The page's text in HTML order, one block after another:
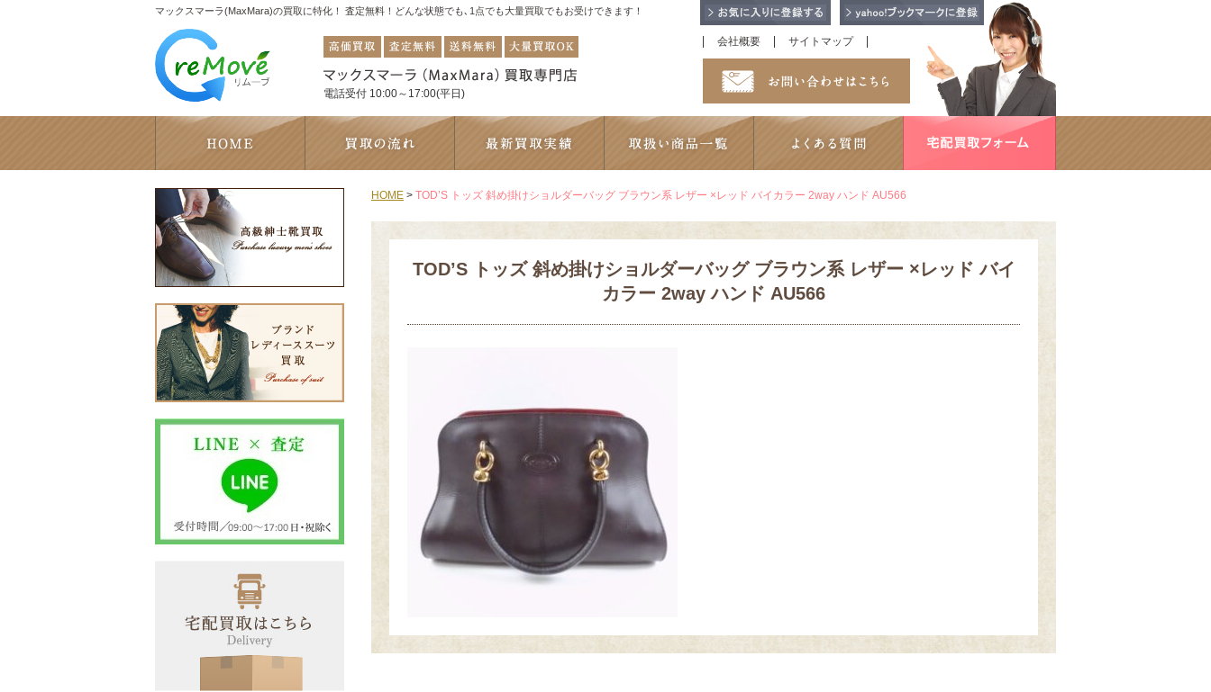
マックスマーラ(MaxMara)の買取に特化！ 査定無料！どんな状態でも､1点でも大量買取でもお受けできます！
電話受付 10:00～17:00(平日)
会社概要 サイトマップ
HOME > TOD’S トッズ 斜め掛けショルダーバッグ ブラウン系 レザー ×レッド バイカラー 2way ハンド AU566
TOD’S トッズ 斜め掛けショルダーバッグ ブラウン系 レザー ×レッド バイ
カラー 2way ハンド AU566